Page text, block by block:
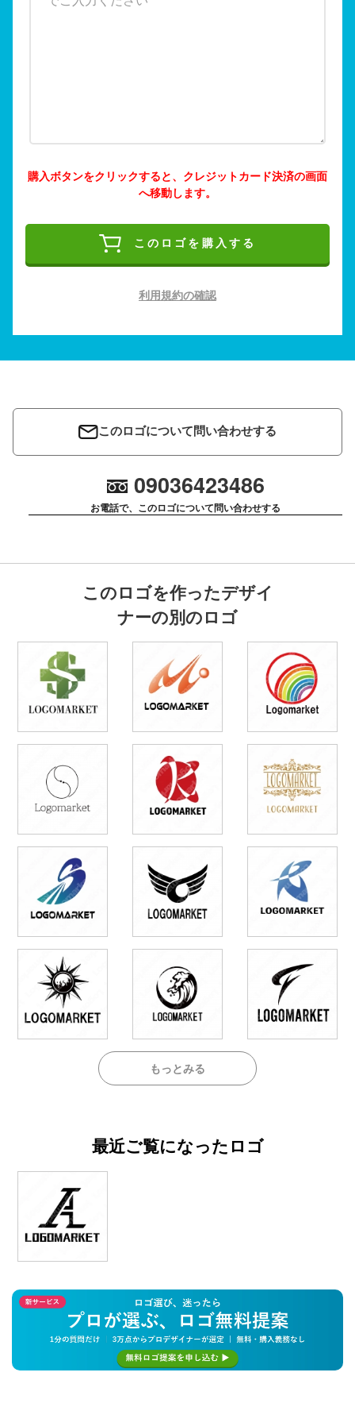
購入ボタンをクリックすると、クレジットカード決済の画面
へ移動します。
このロゴを購入する
利用規約の確認
このロゴについて問い合わせする
09036423486
お電話で、このロゴについて問い合わせする
このロゴを作ったデザイ
ナーの別のロゴ
もっとみる
最近ご覧になったロゴ